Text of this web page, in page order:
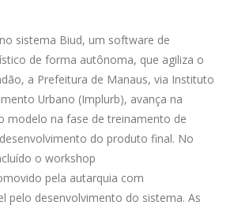
sistema Biud, um software de
de forma autônoma, que agiliza o
a Prefeitura de Manaus, via Instituto
Urbano (Implurb), avança na
modelo na fase de treinamento de
do produto final. No
o workshop
pela autarquia com
pelo desenvolvimento do sistema. As